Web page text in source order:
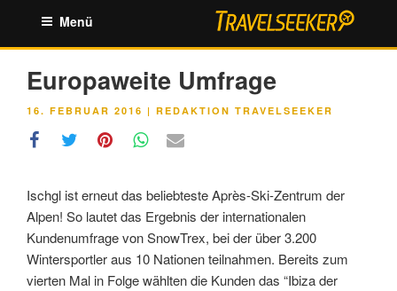
springen
Menü
Europaweite Umfrage
VERÖFFENTLICHT
16. FEBRUAR 2016 | REDAKTION TRAVELSEEKER
Ischgl ist erneut das beliebteste Après-Ski-Zentrum der
Alpen! So lautet das Ergebnis der internationalen
Kundenumfrage von SnowTrex, bei der über 3.200
Wintersportler aus 10 Nationen teilnahmen. Bereits zum
vierten Mal in Folge wählten die Kunden das “Ibiza der